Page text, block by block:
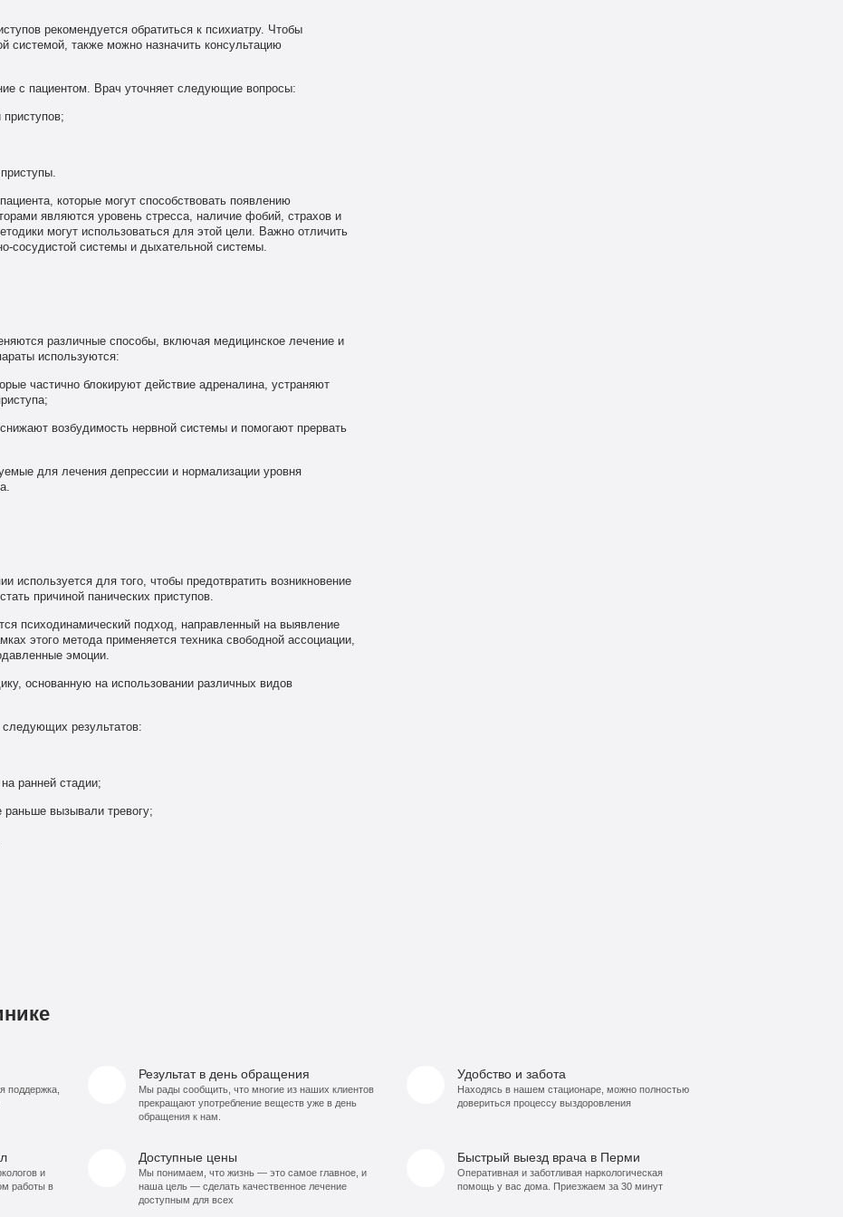
рекомендуется обратиться к психиатру. Чтобы
системой, также можно назначить консультацию
с пациентом. Врач уточняет следующие вопросы:
приступов;
которые могут способствовать появлению
являются уровень стресса, наличие фобий, страхов и
могут использоваться для этой цели. Важно отличить
сосудистой системы и дыхательной системы.
различные способы, включая медицинское лечение и
используются:
частично блокируют действие адреналина, устраняют
возбудимость нервной системы и помогают прервать
для лечения депрессии и нормализации уровня
используется для того, чтобы предотвратить возникновение
причиной панических приступов.
психодинамический подход, направленный на выявление
этого метода применяется техника свободной ассоциации,
эмоции.
основанную на использовании различных видов
результатов:
ранней стадии;
раньше вызывали тревогу;
поддержка,
Результат в день обращения
Мы рады сообщить, что многие из наших клиентов
прекращают употребление веществ уже в день
обращения к нам.
Удобство и забота
Находясь в нашем стационаре, можно полностью
довериться процессу выздоровления
и
работы в
Доступные цены
Мы понимаем, что жизнь — это самое главное, и
наша цель — сделать качественное лечение
доступным для всех
Быстрый выезд врача в Перми
Оперативная и заботливая наркологическая
помощь у вас дома. Приезжаем за 30 минут